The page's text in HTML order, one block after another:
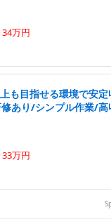
万円
も目指せる環境で安
あり/シンプル作業/
万円